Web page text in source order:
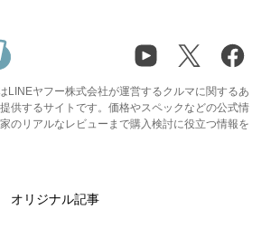
LINEヤフー株式会社が運営するクルマに関するあ
供するサイトです。価格やスペックなどの公式情
のリアルなレビューまで購入検討に役立つ情報を
オリジナル記事